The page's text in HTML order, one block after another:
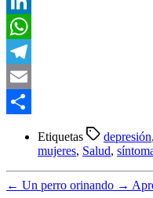
LinkedIn
WhatsApp
Telegram
Email
Etiquetas depresión,
mujeres, Salud,
← Un perro orinando →